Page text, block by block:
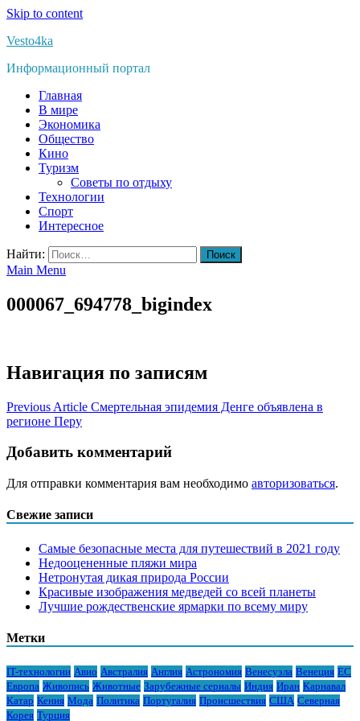
Skip to content
Vesto4ka
Информационный портал
Главная
В мире
Экономика
Общество
Кино
Туризм
Советы по отдыху
Технологии
Спорт
Интересное
Найти:
Main Menu
000067_694778_bigindex
Навигация по записям
Previous Article Смертельная эпидемия Денге объявлена в
регионе Перу
Добавить комментарий
Для отправки комментария вам необходимо авторизоваться.
Свежие записи
Самые безопасные места для путешествий в 2021 году
Недооцененные пляжи мира
Нетронутая дикая природа России
Красивые изображения медведей со всей планеты
Лучшие рождественские ярмарки по всему миру
Метки
IT-технологии Авио Австралия Англия Астрономия Венесуэла Венеция ЕС
Европа Живопись Животные Зарубежные сериалы Индия Иран Карнавал
Катар Кения Мода Политика Португалия Происшествия США Северная
Корея Турция